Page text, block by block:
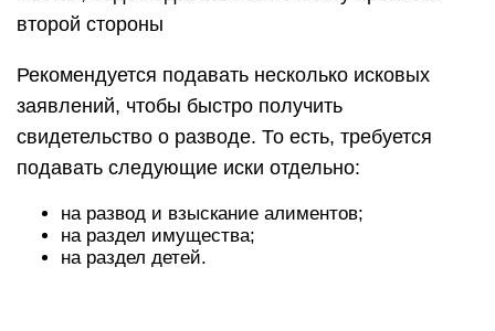
второй стороны
Рекомендуется подавать несколько исковых
заявлений, чтобы быстро получить
свидетельство о разводе. То есть, требуется
подавать следующие иски отдельно:
на развод и взыскание алиментов;
на раздел имущества;
на раздел детей.